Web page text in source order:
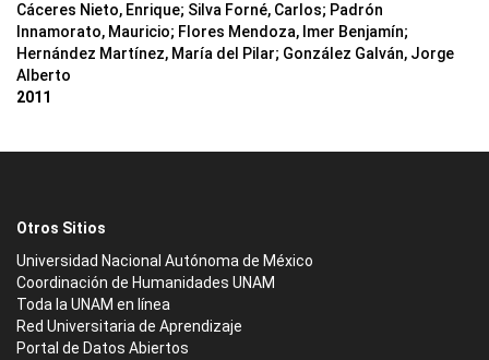
Cáceres Nieto, Enrique; Silva Forné, Carlos; Padrón
Innamorato, Mauricio; Flores Mendoza, Imer Benjamín;
Hernández Martínez, María del Pilar; González Galván, Jorge
Alberto
2011
Otros Sitios
Universidad Nacional Autónoma de México
Coordinación de Humanidades UNAM
Toda la UNAM en línea
Red Universitaria de Aprendizaje
Portal de Datos Abiertos